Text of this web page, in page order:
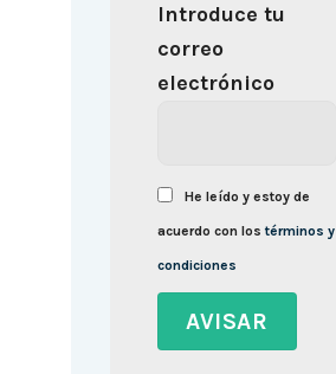
Introduce tu
correo
electrónico
He leído y estoy de
acuerdo con lostérminos y
condiciones